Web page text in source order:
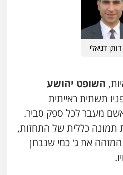
דניאלי
השופט יהושע
תשתית ראייתית
מעבר לכל ספק סביר.
תמונה כללית של התחזות,
המזהה את ג' כמי שנבחן